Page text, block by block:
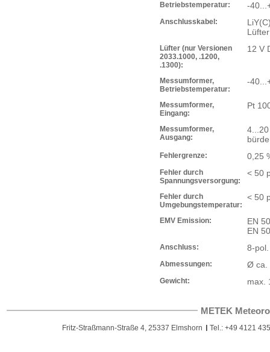
Betriebstemperatur: -
Anschlusskabel:
Lüfter (nur Versionen
2033.1000, .1200,
.1300):
12 V
Messumformer,
Betriebstemperatur:
-
Messumformer,
Eingang:
Pt
Messumformer,
Ausgang:
Fehlergrenze: 0,25
Fehler durch
Spannungsversorgung:
< 50
Fehler durch
Umgebungstemperatur:
< 50
EMV Emission:
EN
EN
Anschluss: 8-
Abmessungen: Ø ca.
Gewicht: max.
METEK
Fritz-Straßmann-Straße 4, 25337 Elmshorn Tel.: +49 4121